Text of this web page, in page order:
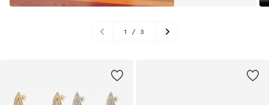
1 / 3